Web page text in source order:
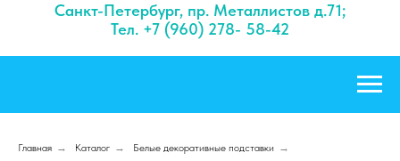
Санкт-Петербург, пр. Металлистов д.71;
Тел. +7 (960) 278- 58-42
Главная → Каталог → Белые декоративные подставки →